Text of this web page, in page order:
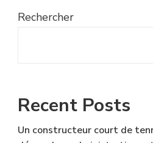
Rechercher
Recent Posts
Un constructeur court de